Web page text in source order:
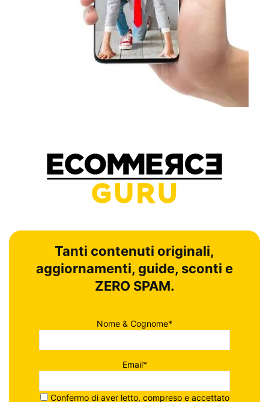
Tanti contenuti originali,
aggiornamenti, guide, sconti e
ZERO SPAM.
Nome & Cognome*
Email*
Confermo di aver letto, compreso e accettato